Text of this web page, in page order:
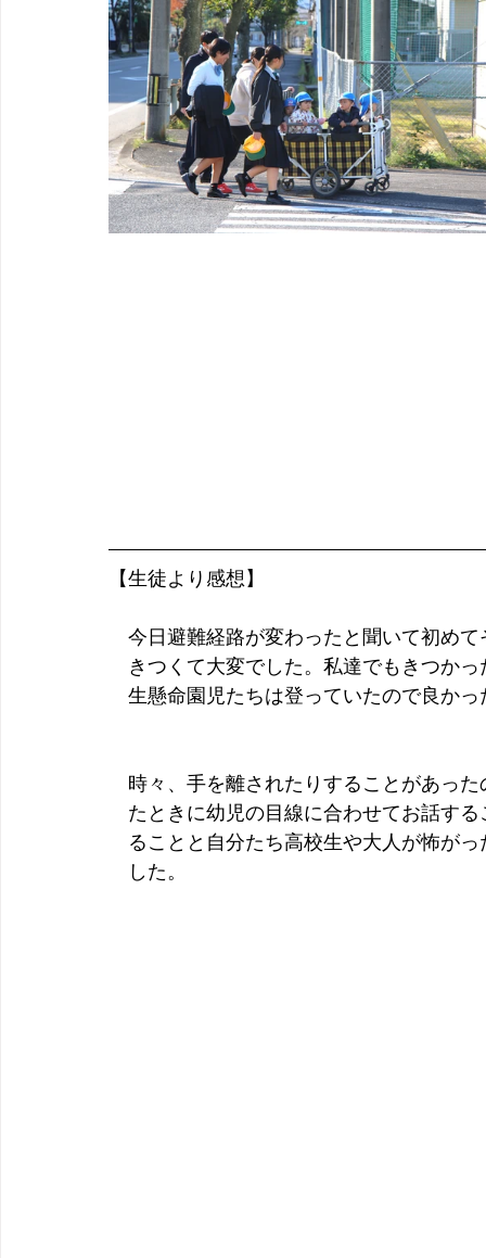
【生徒より感想】
今日避難経路が変わったと聞いて初め
きつくて大変でした。私達でもきつか
生懸命園児たちは登っていたので良かっ
時々、手を離されたりすることがあっ
たときに幼児の目線に合わせてお話す
ることと自分たち高校生や大人が怖が
した。